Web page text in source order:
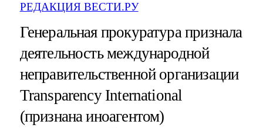
РЕДАКЦИЯ ВЕСТИ.РУ
Генеральная прокуратура признала
деятельность международной
неправительственной организации
Transparеncy International
(признана иноагентом)